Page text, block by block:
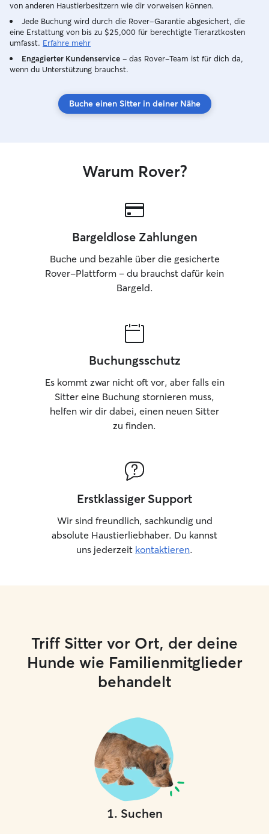
von anderen Haustierbesitzern wie dir vorweisen können.
Jede Buchung wird durch die Rover-Garantie abgesichert, die
eine Erstattung von bis zu $25,000 für berechtigte Tierarztkosten
umfasst. Erfahre mehr
Engagierter Kundenservice – das Rover-Team ist für dich da,
wenn du Unterstützung brauchst.
Buche einen Sitter in deiner Nähe
Warum Rover?
Bargeldlose Zahlungen
Buche und bezahle über die gesicherte
Rover-Plattform – du brauchst dafür kein
Bargeld.
Buchungsschutz
Es kommt zwar nicht oft vor, aber falls ein
Sitter eine Buchung stornieren muss,
helfen wir dir dabei, einen neuen Sitter
zu finden.
Erstklassiger Support
Wir sind freundlich, sachkundig und
absolute Haustierliebhaber. Du kannst
uns jederzeit kontaktieren.
Triff Sitter vor Ort, der deine
Hunde wie Familienmitglieder
behandelt
1. Suchen